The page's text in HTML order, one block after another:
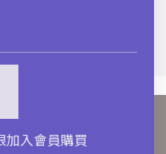
加入會員購買